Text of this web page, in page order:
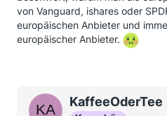
von Vanguard, ishares oder
europäischen Anbieter und
europäischer Anbieter.
KaffeeOderTee